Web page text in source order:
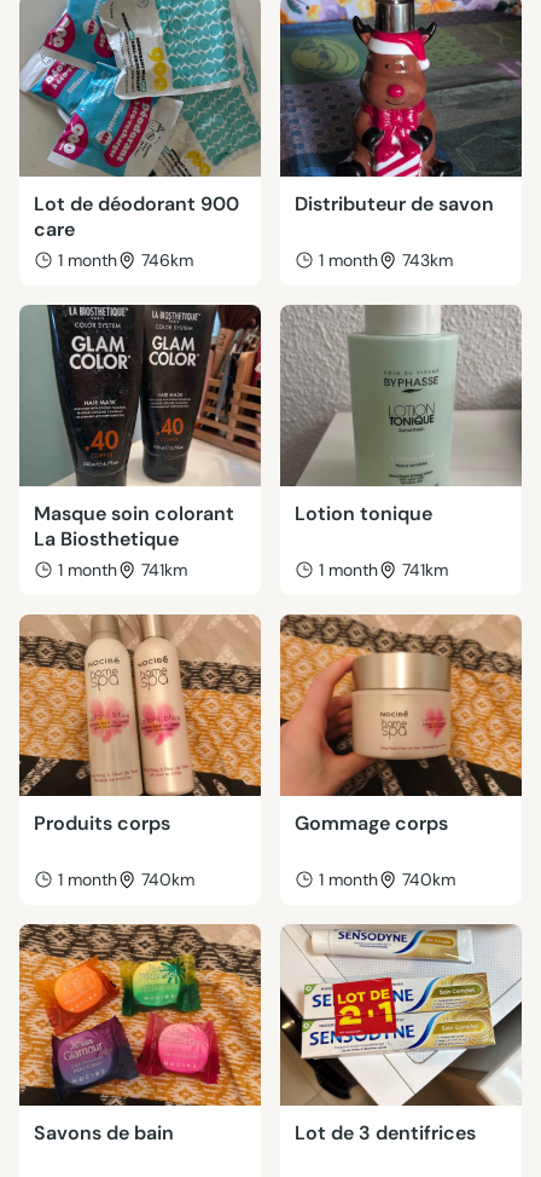
Lot de déodorant 900
care
1 month 746km
Distributeur de savon
1 month 743km
Masque soin colorant
La Biosthetique
1 month 741km
Lotion tonique
1 month 741km
Produits corps
1 month 740km
Gommage corps
1 month 740km
Savons de bain Lot de 3 dentifrices